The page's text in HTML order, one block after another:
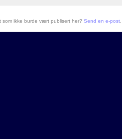
som ikke burde vært publisert her? Send en e-post